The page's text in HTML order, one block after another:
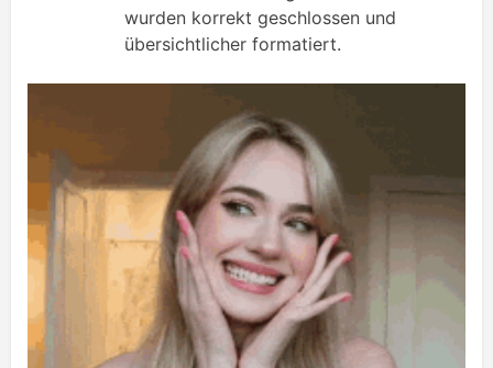
wurden korrekt geschlossen und
übersichtlicher formatiert.